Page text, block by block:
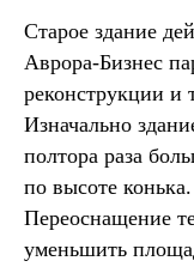
Старое здание
Аврора-Бизнес
реконструкции и
Изначально
полтора раза
по высоте конька.
Переоснащение
уменьшить